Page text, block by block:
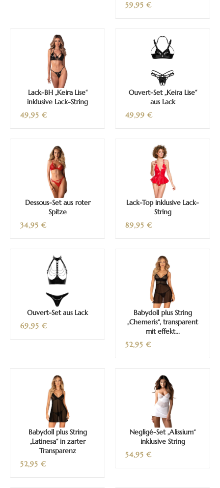
59,95 €
Lack-BH „Keira Lise“
inklusive Lack-String
49,95 €
Ouvert-Set „Keira Lise“
aus Lack
49,99 €
Dessous-Set aus roter
Spitze
34,95 €
Lack-Top inklusive Lack-
String
89,95 €
Ouvert-Set aus Lack
69,95 €
Babydoll plus String
„Chemeris“, transparent
mit effekt...
52,95 €
Babydoll plus String
„Latinesa“ in zarter
Transparenz
52,95 €
Negligé-Set „Alissium“
inklusive String
54,95 €